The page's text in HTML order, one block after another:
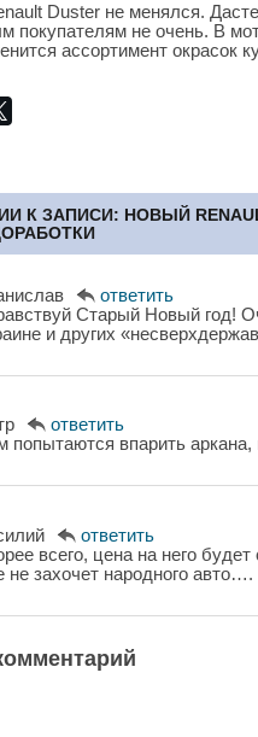
Duster не менялся.
покупателям не очень. В
ассортимент окрасок
К ЗАПИСИ: НОВЫЙ
ответить
Старый Новый год!
и других
ответить
попытаются впарить
ответить
всего, цена на него
не захочет народного авто….